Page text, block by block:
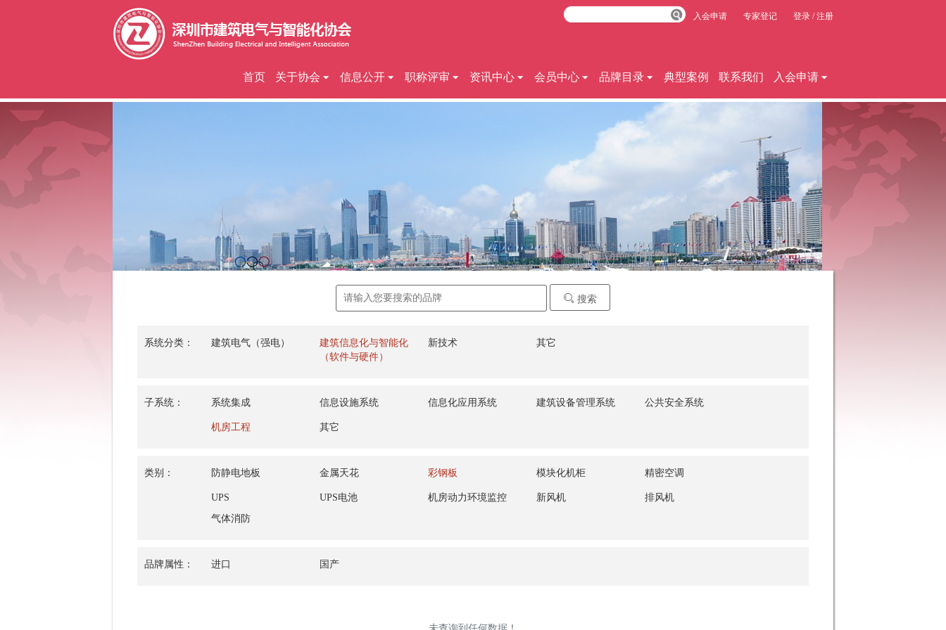
首页 关于协会 信息公开 职称评审 资讯中心 会员中心 品牌目录 典型案例 联系我们 入会申请
入会申请 专家登记 登录 /注册
搜索
系统分类： 建筑电气（强电）
建筑信息化与智能化
（软件与硬件）
新技术 其它
子系统： 系统集成 信息设施系统 信息化应用系统 建筑设备管理系统 公共安全系统
机房工程 其它
类别： 防静电地板 金属天花 彩钢板 模块化机柜 精密空调
UPS UPS电池 机房动力环境监控 新风机
排风机
气体消防
品牌属性： 进口 国产